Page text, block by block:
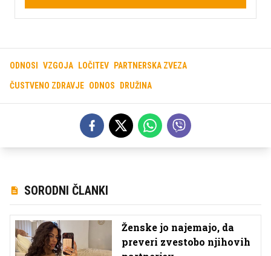
ODNOSI VZGOJA LOČITEV PARTNERSKA ZVEZA
ČUSTVENO ZDRAVJE ODNOS DRUŽINA
SORODNI ČLANKI
Ženske jo najemajo, da
preveri zvestobo njihovih